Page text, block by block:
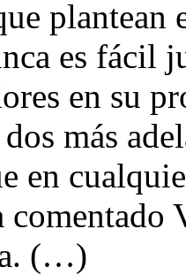
plantean
es fácil
en su
más
en
(…)